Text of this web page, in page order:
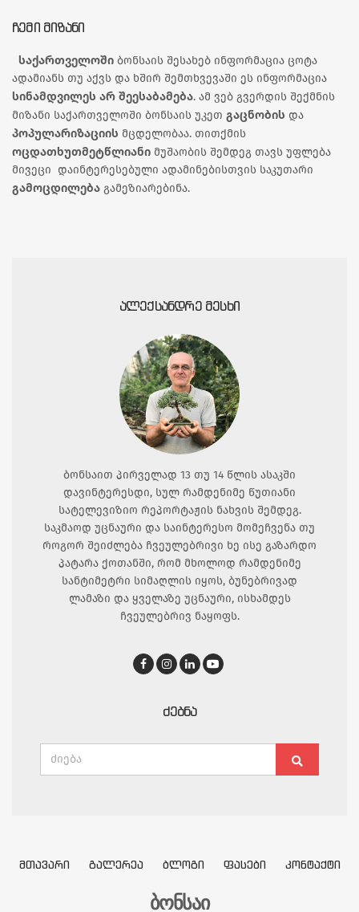
ᲩᲔᲛᲘ ᲛᲘᲖᲐᲜᲘ
საქართველოში ბონსაის შესახებ ინფორმაცია ცოტა
ადამიანს თუ აქვს და ხშირ შემთხვევაში ეს ინფორმაცია
სინამდვილეს არ შეესაბამება. ამ ვებ გვერდის შექმნის
მიზანი საქართველოში ბონსაის უკეთ გაცნობის და
პოპულარიზაციის მცდელობაა. თითქმის
ოცდათხუთმეტწლიანი მუშაობის შემდეგ თავს უფლება
მივეცი დაინტერესებული ადამინებისთვის საკუთარი
გამოცდილება გამეზიარებინა.
ᲐᲚᲔᲥᲡᲐᲜᲓᲠᲔ ᲛᲔᲡᲮᲘ
ბონსაით პირველად 13 თუ 14 წლის ასაკში
დავინტერესდი, სულ რამდენიმე წუთიანი
სატელევიზიო რეპორტაჟის ნახვის შემდეგ.
საკმაოდ უცნაური და საინტერესო მომეჩვენა თუ
როგორ შეიძლება ჩვეულებრივი ხე ისე გაზარდო
პატარა ქოთანში, რომ მხოლოდ რამდენიმე
სანტიმეტრი სიმაღლის იყოს, ბუნებრივად
ლამაზი და ყველაზე უცნაური, ისხამდეს
ჩვეულებრივ ნაყოფს.
ᲫᲔᲑᲜᲐ
Search
ᲛᲗᲐᲕᲐᲠᲘ ᲒᲐᲚᲔᲠᲔᲐ ᲑᲚᲝᲒᲘ ᲤᲐᲡᲔᲑᲘ ᲙᲝᲜᲢᲐᲥᲢᲘ
ბონსაი